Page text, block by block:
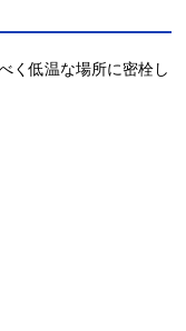
く低温な場所に密栓し